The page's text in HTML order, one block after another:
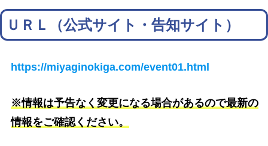
ＵＲＬ（公式サイト・告知サイト）
https://miyaginokiga.com/event01.html
※情報は予告なく変更になる場合があるので最新の
情報をご確認ください。